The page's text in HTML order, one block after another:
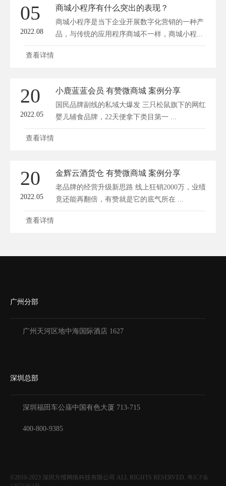
05
2022.08
商城小程序有什么突出的表现？
商城小程序是当下企业开展数字化营销的一种产
品，与传统的应用程序商城不一样，商城小程...
查看详情
20
2022.05
小鹿蓝蓝会员 有赞微商城 案例分享
国民品牌副线的私域大爆发 三只松鼠旗下的网红
婴儿辅食品牌，22天便拿下类目第一 ...
查看详情
20
2022.05
金辉云酒货仓 有赞微商城 案例分享
老品牌的经营升级新思路 线上狂销2000万，业绩
竟还能再翻倍，有赞就是它的底气所在 ...
查看详情
广州分部
广州天河区地中海国际酒店 1627
深圳总部
深圳福田车公庙中国有色大厦 713-715
400-800-9385
©2010-2023 深圳方维网络科技有限公司 ALL RIGHTS RESERVED.
粤ICP备